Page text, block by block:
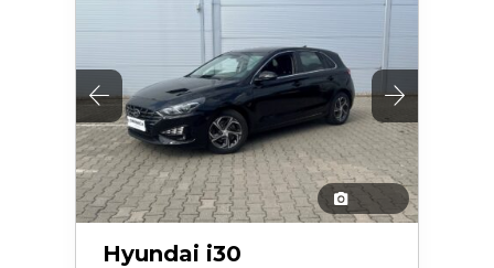
Hyundai i30